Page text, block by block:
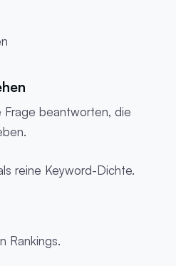
beantworten, die
reine Keyword-Dichte.
Rankings.